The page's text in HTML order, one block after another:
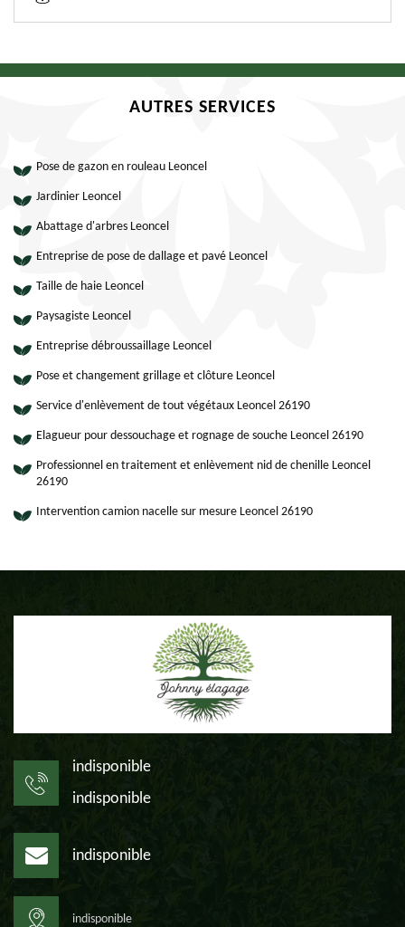
AUTRES SERVICES
Pose de gazon en rouleau Leoncel
Jardinier Leoncel
Abattage d'arbres Leoncel
Entreprise de pose de dallage et pavé Leoncel
Taille de haie Leoncel
Paysagiste Leoncel
Entreprise débroussaillage Leoncel
Pose et changement grillage et clôture Leoncel
Service d'enlèvement de tout végétaux Leoncel 26190
Elagueur pour dessouchage et rognage de souche Leoncel 26190
Professionnel en traitement et enlèvement nid de chenille Leoncel
26190
Intervention camion nacelle sur mesure Leoncel 26190
indisponible
indisponible
indisponible
indisponible